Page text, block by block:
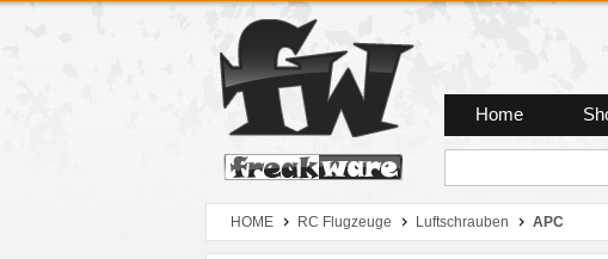
Zum Hauptmenue
Zum Seiteninhalt
Zum Warenkob
Home
HOME RC Flugzeuge Luftschrauben APC